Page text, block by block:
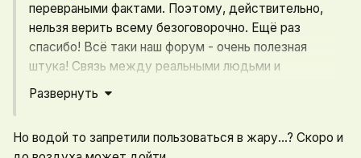
перевраными фактами. Поэтому, действительно,
нельзя верить всему безоговорочно. Ещё раз
спасибо! Всё таки наш форум - очень полезная
штука! Связь между реальными людьми и
странами, обмен информацией, а хотят нас этого
Развернуть
Но водой то запретили пользоваться в жару...? Скоро и